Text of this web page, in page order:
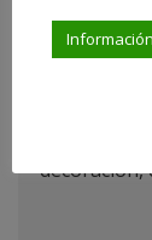
La
de
decoración,